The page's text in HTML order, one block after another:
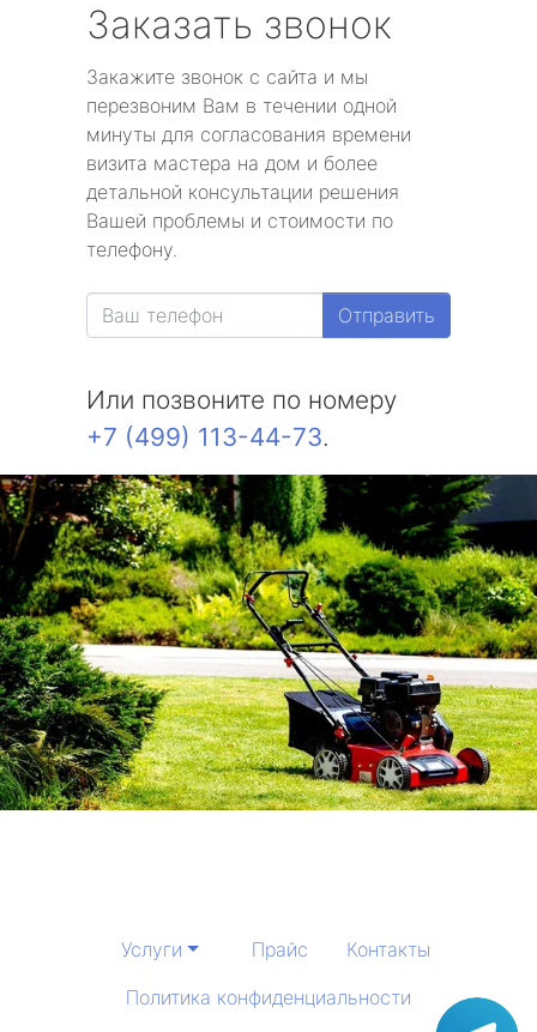
Заказать звонок
Закажите звонок с сайта и мы
перезвоним Вам в течении одной
минуты для согласования времени
визита мастера на дом и более
детальной консультации решения
Вашей проблемы и стоимости по
телефону.
Отправить
Или позвоните по номеру
+7 (499) 113-44-73.
Услуги Прайс
Контакты
Политика конфиденциальности